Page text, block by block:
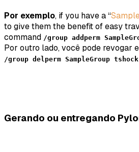
Por exemplo, if you have a “
to give them the benefit of easy
command /group addperm
Por outro lado, você pode revogar
/group delperm SampleGroup
Gerando ou entregando